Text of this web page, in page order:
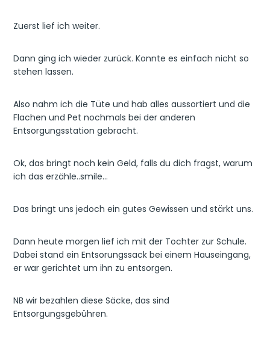
Zuerst lief ich weiter.
Dann ging ich wieder zurück. Konnte es einfach nicht so
stehen lassen.
Also nahm ich die Tüte und hab alles aussortiert und die
Flachen und Pet nochmals bei der anderen
Entsorgungsstation gebracht.
Ok, das bringt noch kein Geld, falls du dich fragst, warum
ich das erzähle..smile…
Das bringt uns jedoch ein gutes Gewissen und stärkt uns.
Dann heute morgen lief ich mit der Tochter zur Schule.
Dabei stand ein Entsorungssack bei einem Hauseingang,
er war gerichtet um ihn zu entsorgen.
NB wir bezahlen diese Säcke, das sind
Entsorgungsgebühren.